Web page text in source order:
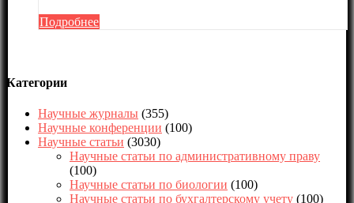
Подробнее
Категории
Научные журналы (355)
Научные конференции (100)
Научные статьи (3030)
Научные статьи по административному праву
(100)
Научные статьи по биологии (100)
Научные статьи по бухгалтерскому учету (100)